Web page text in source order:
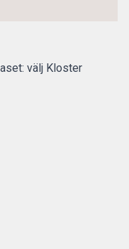
välj Kloster